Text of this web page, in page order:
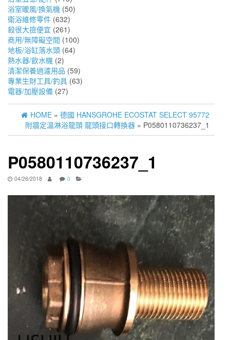
浴室暖風/換氣機 (50)
衛浴維修零件 (632)
殺很大撿便宜 (261)
商用/無障礙空間 (100)
地板/浴缸落水頭 (64)
熱水器/飲水機 (2)
清潔保養過濾用品 (59)
專業生財工具/釣具 (63)
電器/加壓設備 (27)
HOME » 德國 HANSGROHE ECOSTAT SELECT 95772
附牆定溫淋浴龍頭 龍頭接口轉換器 » P0580110736237_1
P0580110736237_1
04/26/2018 0